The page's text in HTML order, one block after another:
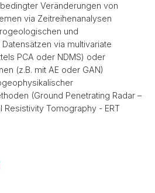
Veränderungen von
via Zeitreihenanalysen
und
via multivariate
PCA oder NDMS) oder
(z.B. mit AE oder GAN)
(Ground Penetrating Radar –
Resistivity Tomography - ERT